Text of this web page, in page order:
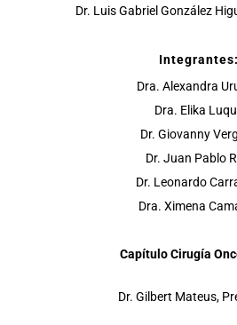
Dr. Luis Gabriel González
Integrantes:
Dra. Alexandra
Dra. Elika
Dr. Giovanny
Dr. Juan Pablo
Dr. Leonardo
Dra. Ximena
Capítulo Cirugía
Dr. Gilbert Mateus,